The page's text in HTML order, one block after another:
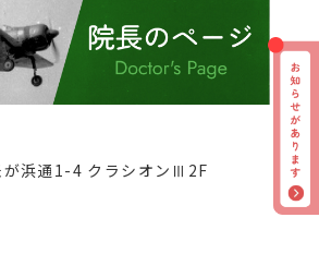
が浜通1-4 クラシオンⅢ2F